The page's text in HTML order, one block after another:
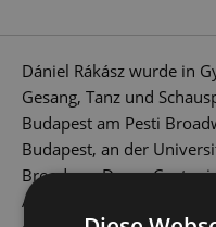
Dániel Rákász wurde in
Gesang, Tanz und
Budapest am Pesti
Budapest, an der
Broadway Dance Center
Als Solotänzer war er in